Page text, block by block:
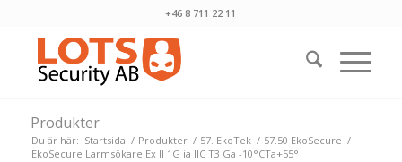
+46 8 711 22 11
Produkter
Du är här: Startsida / Produkter / 57. EkoTek / 57.50 EkoSecure /
EkoSecure Larmsökare Ex II 1G ia IIC T3 Ga -10°CTa+55°